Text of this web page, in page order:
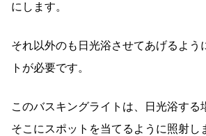
にします。
それ以外のも日光浴させてあげるよう
トが必要です。
このバスキングライトは、日光浴する
そこにスポットを当てるように照射し